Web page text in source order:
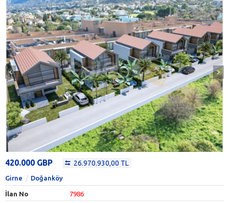
420.000 GBP 26.970.930,00 TL
Girne Doğanköy
İlan No
7986